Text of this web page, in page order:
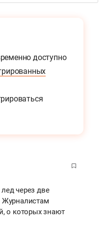
доступно
через две
Журналистам
о которых знают